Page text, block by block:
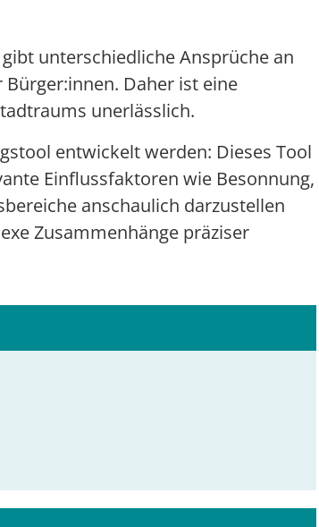
unterschiedliche Ansprüche an
Daher ist eine
unerlässlich.
entwickelt werden: Dieses Tool
Einflussfaktoren wie Besonnung,
anschaulich darzustellen
Zusammenhänge präziser